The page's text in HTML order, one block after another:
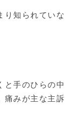
り知られていな
と手のひらの中
痛みが主な主訴